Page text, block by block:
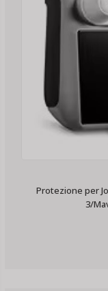
Protezione per
3/